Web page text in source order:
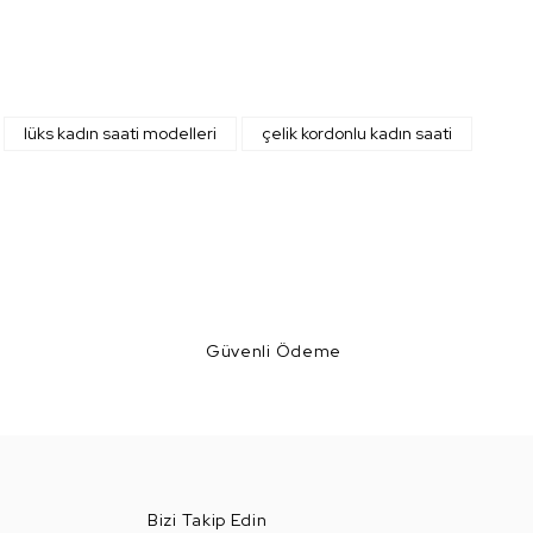
lüks kadın saati modelleri
çelik kordonlu kadın saati
Güvenli Ödeme
Bizi Takip Edin